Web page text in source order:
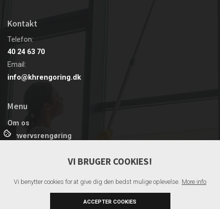
Kontakt
Telefon:
40 24 63 70
Email:
info@khrengoring.dk
Menu
Om os
Erhvervsrengøring
Rengøring i banker og butikker
VI BRUGER COOKIES!
Vi benytter cookies for at give dig den bedst mulige oplevelse. More info
ACCEPTER COOKIES